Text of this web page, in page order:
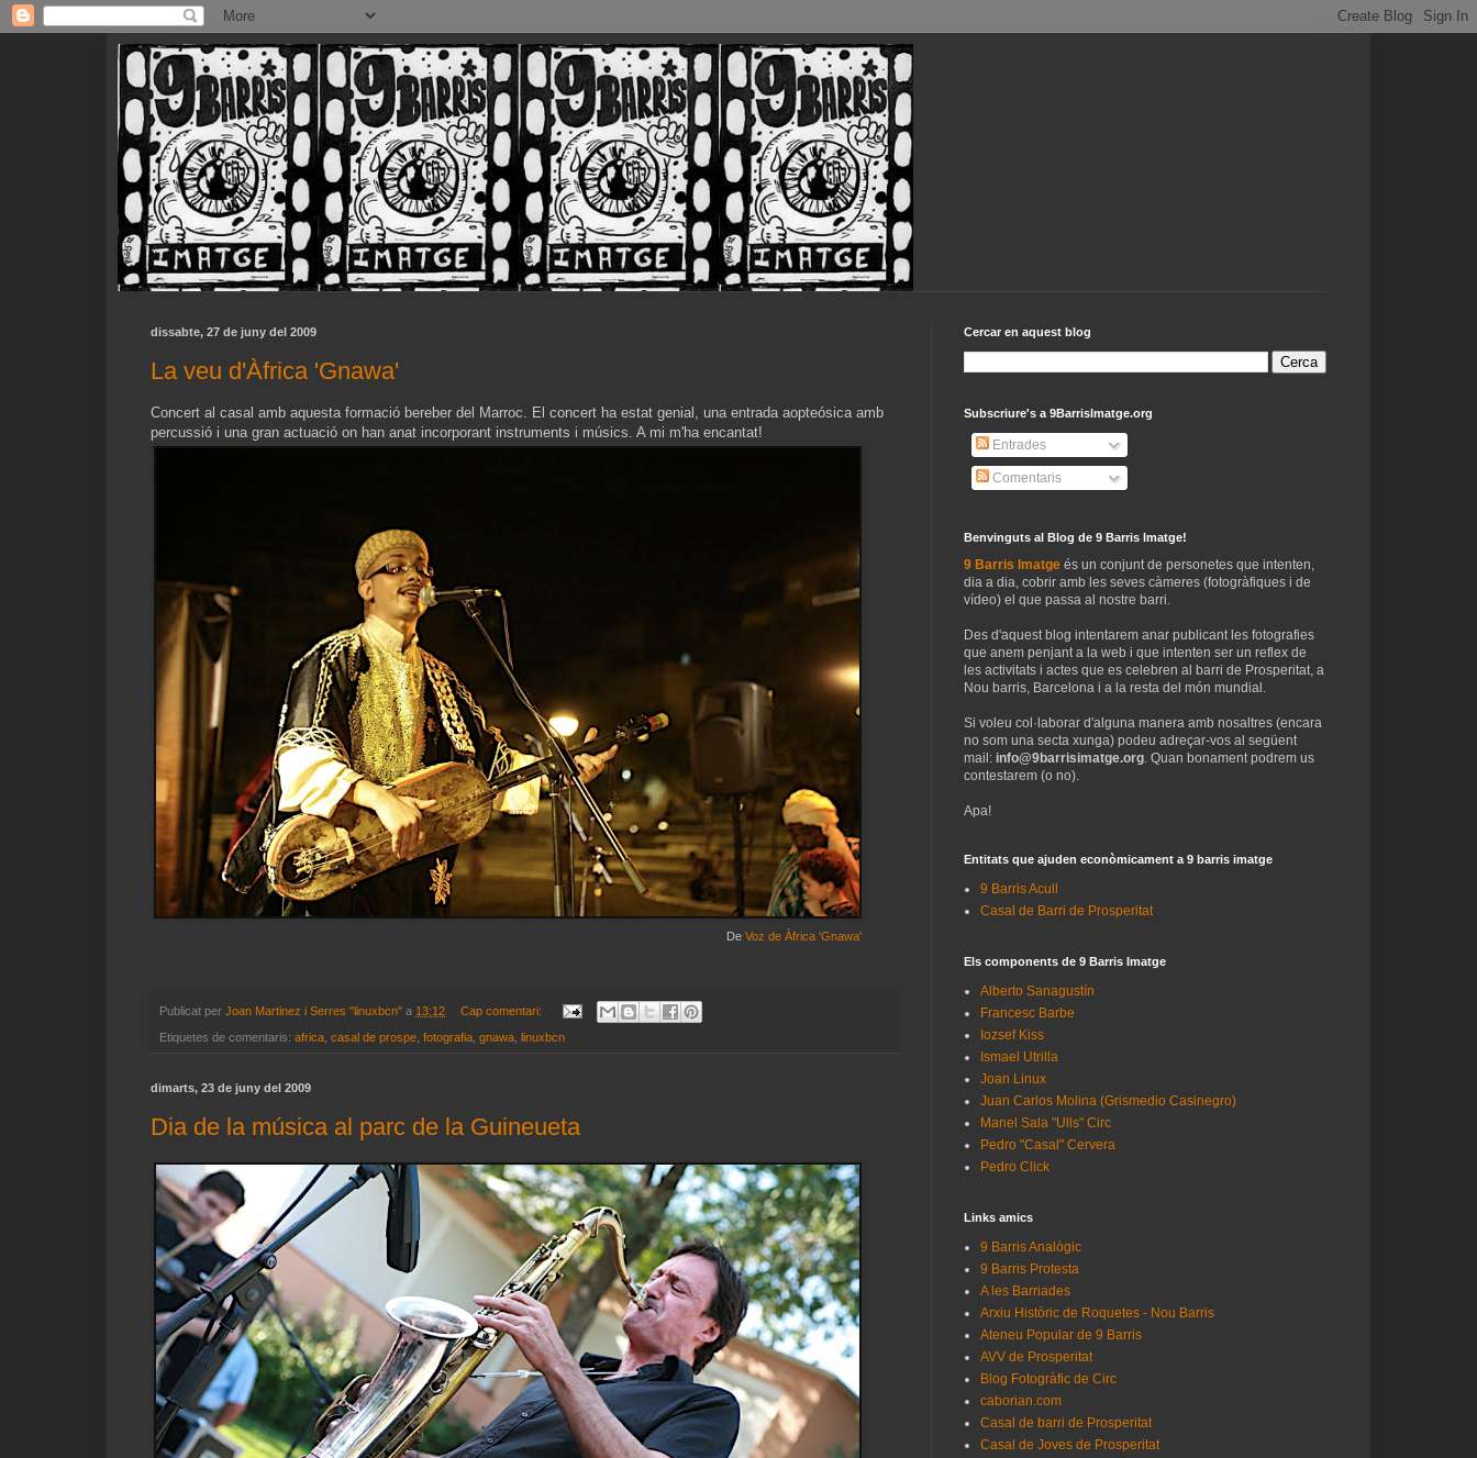
dissabte, 27 de juny del 2009
La veu d'Àfrica 'Gnawa'
Concert al casal amb aquesta formació bereber del Marroc. El concert ha estat genial, una entrada aopteósica amb
percussió i una gran actuació on han anat incorporant instruments i músics. A mi m'ha encantat!
De Voz de Àfrica 'Gnawa'
Publicat per Joan Martinez i Serres "linuxbcn" a 13:12 Cap comentari:
Etiquetes de comentaris: africa casal de prospe fotografia gnawa linuxbcn
dimarts, 23 de juny del 2009
Dia de la música al parc de la Guineueta
Cercar en aquest blog
Subscriure's a 9BarrisImatge.org
Entrades
Comentaris
Benvinguts al Blog de 9 Barris Imatge!
9 Barris Imatge és un conjunt de personetes que intenten,
dia a dia, cobrir amb les seves càmeres (fotogràfiques i de
vídeo) el que passa al nostre barri.
Des d'aquest blog intentarem anar publicant les fotografies
que anem penjant a la web i que intenten ser un reflex de
les activitats i actes que es celebren al barri de Prosperitat, a
Nou barris, Barcelona i a la resta del món mundial.
Si voleu col·laborar d'alguna manera amb nosaltres (encara
no som una secta xunga) podeu adreçar-vos al següent
mail: info@9barrisimatge.org. Quan bonament podrem us
contestarem (o no).
Apa!
Entitats que ajuden econòmicament a 9 barris imatge
9 Barris Acull
Casal de Barri de Prosperitat
Els components de 9 Barris Imatge
Alberto Sanagustín
Francesc Barbe
Iozsef Kiss
Ismael Utrilla
Joan Linux
Juan Carlos Molina (Grismedio Casinegro)
Manel Sala "Ulls" Circ
Pedro "Casal" Cervera
Pedro Click
Links amics
9 Barris Analògic
9 Barris Protesta
A les Barriades
Arxiu Històric de Roquetes - Nou Barris
Ateneu Popular de 9 Barris
AVV de Prosperitat
Blog Fotogràfic de Circ
caborian.com
Casal de barri de Prosperitat
Casal de Joves de Prosperitat